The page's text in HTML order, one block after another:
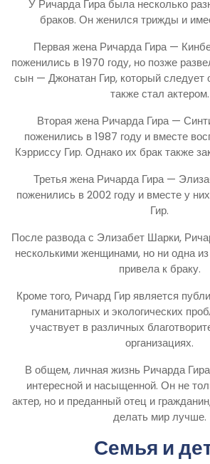
У Ричарда Гира была несколько
браков. Он женился трижды и
Первая жена Ричарда Гира —
поженились в 1970 году, но позже
сын — Джонатан Гир, который следует
также стал актером.
Вторая жена Ричарда Гира —
поженились в 1987 году и вместе
Кэрриссу Гир. Однако их брак также
Третья жена Ричарда Гира —
поженились в 2002 году и вместе у
Гир.
После развода с Элизабет Шарки,
несколькими женщинами, но ни одна
привела к браку.
Кроме того, Ричард Гир является
гуманитарных и экологических
участвует в различных
организациях.
В общем, личная жизнь Ричарда
интересной и насыщенной. Он не
актер, но и преданный отец и
делать мир лучше.
Семья и